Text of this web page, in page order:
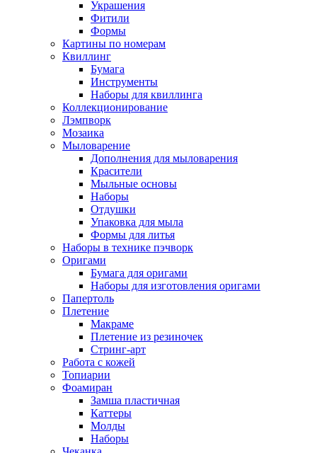
Украшения
Фитили
Формы
Картины по номерам
Квиллинг
Бумага
Инструменты
Наборы для квиллинга
Коллекционирование
Лэмпворк
Мозаика
Мыловарение
Дополнения для мыловарения
Красители
Мыльные основы
Наборы
Отдушки
Упаковка для мыла
Формы для литья
Наборы в технике пэчворк
Оригами
Бумага для оригами
Наборы для изготовления оригами
Папертоль
Плетение
Макраме
Плетение из резиночек
Стринг-арт
Работа с кожей
Топиарии
Фоамиран
Замша пластичная
Каттеры
Молды
Наборы